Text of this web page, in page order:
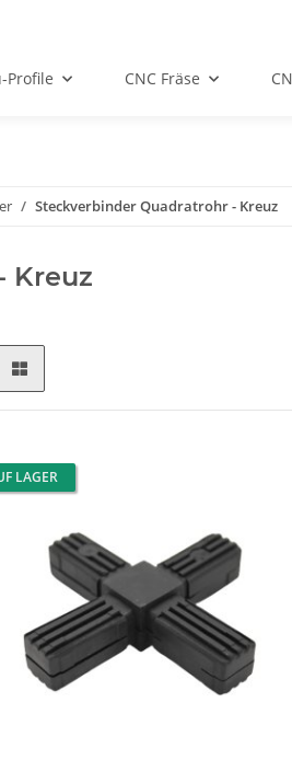
Profile CNC Fräse
Steckverbinder Quadratrohr - Kreuz
Kreuz
LAGER